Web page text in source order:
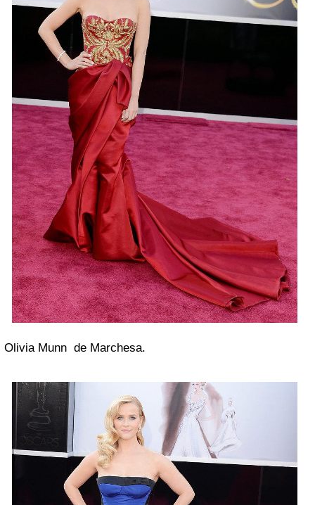
Olivia Munn de Marchesa.